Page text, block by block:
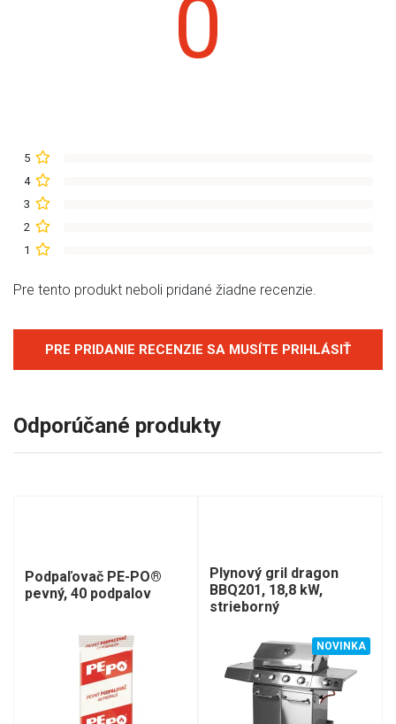
0
5
4
3
2
1
Pre tento produkt neboli pridané žiadne recenzie.
PRE PRIDANIE RECENZIE SA MUSÍTE PRIHLÁSIŤ
Odporúčané produkty
Podpaľovač PE-PO®
pevný, 40 podpalov
Plynový gril dragon
BBQ201, 18,8 kW,
strieborný
NOVINKA